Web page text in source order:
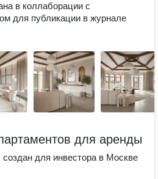
в коллаборации с
для публикации в журнале
для аренды
для инвестора в Москве